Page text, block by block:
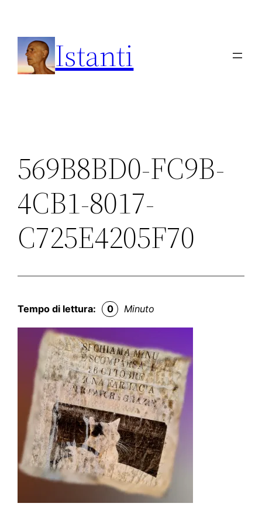
contenuto Istanti
569B8BD0-FC9B-
4CB1-8017-
C725E4205F70
Tempo di lettura: 0 Minuto